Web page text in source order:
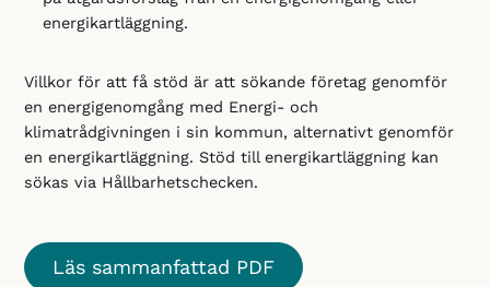
energikartläggning.
Villkor för att få stöd är att sökande företag genomför
en energigenomgång med Energi- och
klimatrådgivningen i sin kommun, alternativt genomför
en energikartläggning. Stöd till energikartläggning kan
sökas via Hållbarhetschecken.
Läs sammanfattad PDF